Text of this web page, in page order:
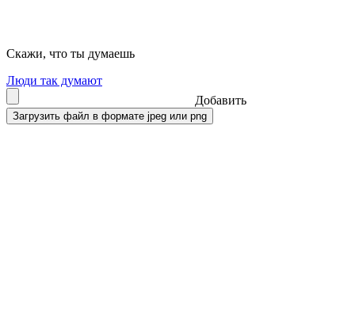
Скажи, что ты думаешь
Люди так думают
Добавить